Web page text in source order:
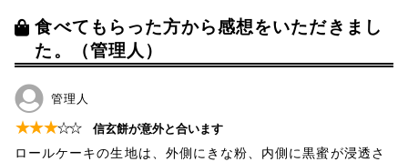
食べてもらった方から感想をいただきまし
た。（管理人）
管理人
★★★☆☆ 信玄餅が意外と合います
ロールケーキの生地は、外側にきな粉、内側に黒蜜が浸透さ